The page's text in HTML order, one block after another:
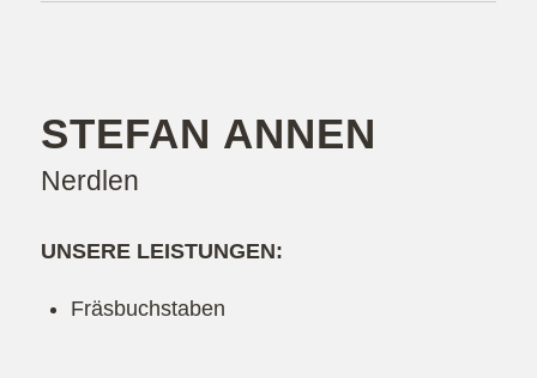
STEFAN ANNEN
Nerdlen
UNSERE LEISTUNGEN:
Fräsbuchstaben